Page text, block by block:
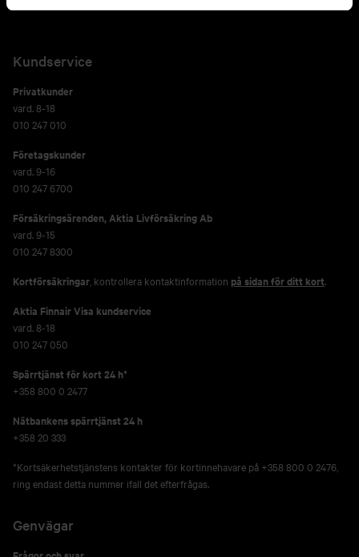
Kundservice
Privatkunder
vard. 8-18
010 247 010
Företagskunder
vard. 9-16
010 247 6700
Försäkringsärenden,Aktia Livförsäkring Ab
vard. 9-15
010 247 8300
Kortförsäkringar , kontrollera kontaktinformation på sidan för ditt kort.
Aktia Finnair Visa kundservice
vard. 8-18
010 247 050
Spärrtjänst för kort 24 h*
+358 800 0 2477
Nätbankens spärrtjänst 24 h
+358 20 333
*Kortsäkerhetstjänstens kontakter för kortinnehavare på +358 800 0 2476,
ring endast detta nummer ifall det efterfrågas.
Genvägar